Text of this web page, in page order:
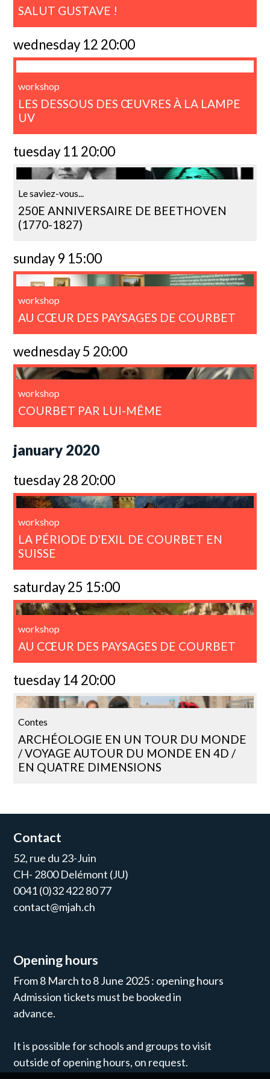
SALUT GUSTAVE !
wednesday 12 20:00
workshop
LES DESSOUS DES ŒUVRES À LA LAMPE
UV
tuesday 11 20:00
Le saviez-vous...
250E ANNIVERSAIRE DE BEETHOVEN
(1770-1827)
sunday 9 15:00
workshop
AU CŒUR DES PAYSAGES DE COURBET
wednesday 5 20:00
workshop
COURBET PAR LUI-MÊME
january 2020
tuesday 28 20:00
workshop
LA PÉRIODE D'EXIL DE COURBET EN
SUISSE
saturday 25 15:00
workshop
AU CŒUR DES PAYSAGES DE COURBET
tuesday 14 20:00
Contes
ARCHÉOLOGIE EN UN TOUR DU MONDE
/ VOYAGE AUTOUR DU MONDE EN 4D /
EN QUATRE DIMENSIONS
Contact
52, rue du 23-Juin
CH- 2800 Delémont (JU)
0041 (0)32 422 80 77
contact@mjah.ch
Opening hours
From 8 March to 8 June 2025 : opening hours
Admission tickets must be booked in
advance.
It is possible for schools and groups to visit
outside of opening hours, on request.